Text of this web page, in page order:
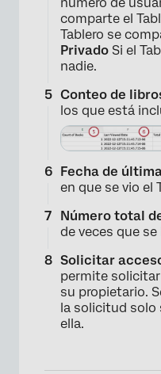
comparte el
Tablero se
Privado Si el
nadie.
Conteo de
los que está
Fecha de
en que se vio el
Número total
de veces que se
Solicitar
permite solicitar
su propietario.
la solicitud solo
ella.